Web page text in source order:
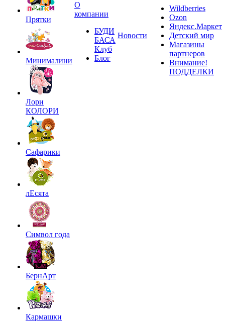
Прятки
Минималини
Лори
КОЛОРИ
Сафарики
лЕсята
Символ года
БернАрт
Кармашки
О
компании
БУДИ
БАСА
Клуб
Блог
Новости
Wildberries
Ozon
Яндекс.Маркет
Детский мир
Магазины
партнеров
Внимание!
ПОДДЕЛКИ